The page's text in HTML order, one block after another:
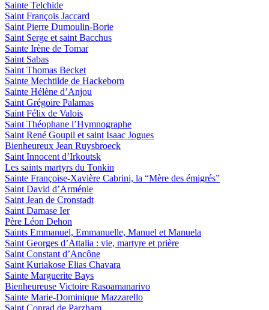
Sainte Telchide
Saint François Jaccard
Saint Pierre Dumoulin-Borie
Saint Serge et saint Bacchus
Sainte Irène de Tomar
Saint Sabas
Saint Thomas Becket
Sainte Mechtilde de Hackeborn
Sainte Hélène d’Anjou
Saint Grégoire Palamas
Saint Félix de Valois
Saint Théophane l’Hymnographe
Saint René Goupil et saint Isaac Jogues
Bienheureux Jean Ruysbroeck
Saint Innocent d’Irkoutsk
Les saints martyrs du Tonkin
Sainte Françoise-Xavière Cabrini, la “Mère des émigrés”
Saint David d’Arménie
Saint Jean de Cronstadt
Saint Damase Ier
Père Léon Dehon
Saints Emmanuel, Emmanuelle, Manuel et Manuela
Saint Georges d’Attalia : vie, martyre et prière
Saint Constant d’Ancône
Saint Kuriakose Elias Chavara
Sainte Marguerite Bays
Bienheureuse Victoire Rasoamanarivo
Sainte Marie-Dominique Mazzarello
Saint Conrad de Parzham